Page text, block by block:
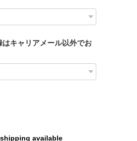
はキャリアメール以外でお
available